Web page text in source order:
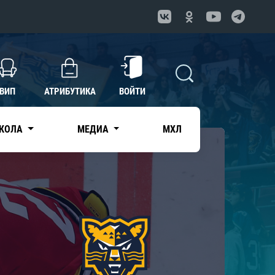
ВИП АТРИБУТИКА ВОЙТИ
МЕДИА МХЛ